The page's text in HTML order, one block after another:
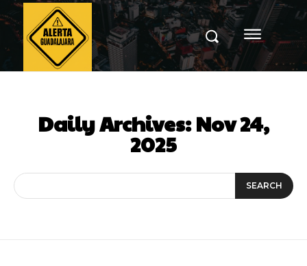
Daily Archives: Nov 24,
2025
SEARCH